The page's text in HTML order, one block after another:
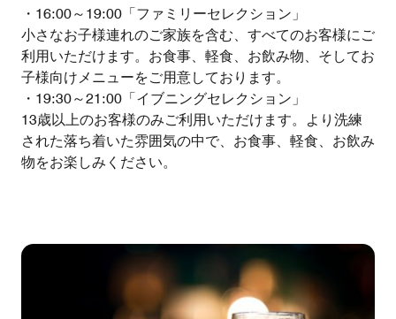
・16:00～19:00「ファミリーセレクション」
小さなお子様連れのご家族を含む、すべてのお客様にご
利用いただけます。お食事、軽食、お飲み物、そしてお
子様向けメニューをご用意しております。
・19:30～21:00「イブニングセレクション」
13歳以上のお客様のみご利用いただけます。より洗練
された落ち着いた雰囲気の中で、お食事、軽食、お飲み
物をお楽しみください。